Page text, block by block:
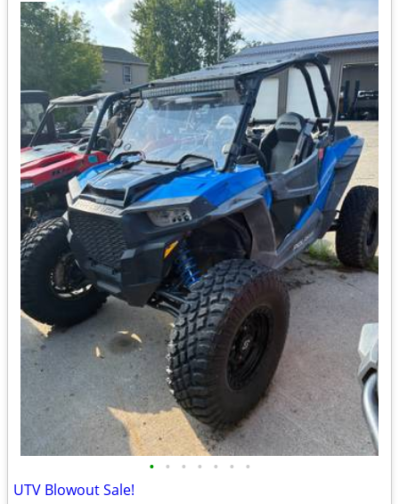
• • • • • • •
UTV Blowout Sale!